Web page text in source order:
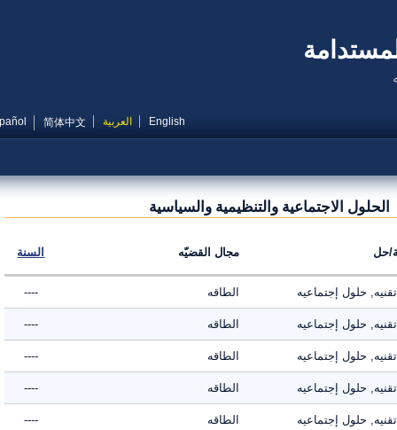
English العربية 简体中文
Español
الاجتماعية والتنظيمية والسياسية
مجال القضيّه السنة
حلول إجتماعيه الطاقه ----
حلول إجتماعيه الطاقه ----
حلول إجتماعيه الطاقه ----
حلول إجتماعيه الطاقه ----
حلول إجتماعيه الطاقه ----